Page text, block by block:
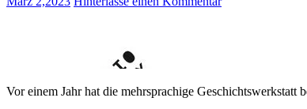
Vor einem Jahr hat die mehrsprachige Geschichtswerkstatt